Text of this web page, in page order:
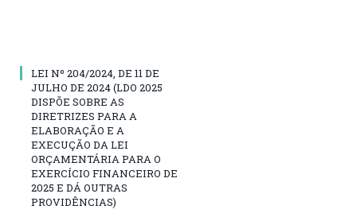
LEI Nº 204/2024, DE 11 DE
JULHO DE 2024 (LDO 2025
DISPÕE SOBRE AS
DIRETRIZES PARA A
ELABORAÇÃO E A
EXECUÇÃO DA LEI
ORÇAMENTÁRIA PARA O
EXERCÍCIO FINANCEIRO DE
2025 E DÁ OUTRAS
PROVIDÊNCIAS)